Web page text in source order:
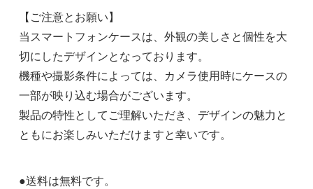
【ご注意とお願い】
当スマートフォンケースは、外観の美しさと個性を大
切にしたデザインとなっております。
機種や撮影条件によっては、カメラ使用時にケースの
一部が映り込む場合がございます。
製品の特性としてご理解いただき、デザインの魅力と
ともにお楽しみいただけますと幸いです。
●送料は無料です。